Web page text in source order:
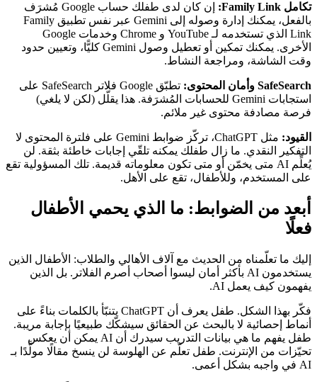
تكامل Family Link:
إن كان لدى طفلك حساب Google مُشرَف
بالفعل، يمكنك إدارة وصوله إلى Gemini عبر نفس تطبيق Family
Link الذي تستخدمه لـ YouTube و Chrome وخدمات Google
الأخرى. يمكنك تمكين أو تعطيل وصول Gemini كليًّا، وتعيين حدود
وقت الشاشة، ومراجعة النشاط.
SafeSearch وأمان المحتوى:
تطبّق Google فلاتر SafeSearch على
استجابات Gemini للحسابات المُشرَفة. هذا يقلّل (لكن لا يلغي)
فرصة مصادفة محتوى غير ملائم.
القيود:
مثل ChatGPT، تركّز ضوابط Gemini على فلترة المحتوى لا
التفكير النقدي. ما زال طفلك يمكنه تلقّي إجابات خاطئة بثقة. لن
يُعلِّم AI متى يخمّن أو متى تكون معلوماته قديمة. تلك المسؤولية تقع
على المستخدم، وللأطفال، تقع على الأهل.
أبعد من الضوابط: ما الذي يحمي الأطفال
فعلًا
إليك ما تعلّمناه من الحديث مع آلاف الأهالي والطلاب: الأطفال الذين
يستخدمون AI بأكثر أمان ليسوا أصحاب أصرم الفلاتر. بل الذين
يفهمون كيف يعمل AI.
فكّر بهذا الشكل. طفل يعرف أن ChatGPT يتنبّأ بالكلمات بناءً على
أنماط إحصائية لا بالبحث عن الحقائق سيشكّك طبيعيًا بإجابة مريبة.
طفل يفهم ما هي بيانات التدريب سيدرك أن AI يمكن أن يعكس
تحيّزات من الإنترنت. طفل تعلّم عن الهلوسة لن ينسخ مقالًا مولَّدًا بـ
AI في واجبه بشكل أعمى.